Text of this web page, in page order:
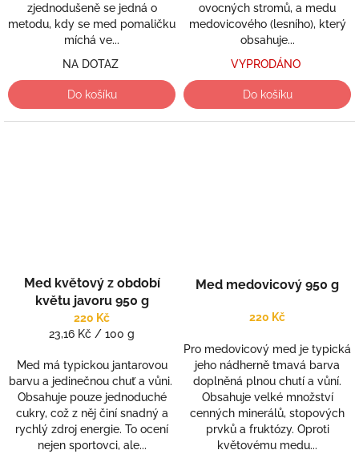
zjednodušeně se jedná o
metodu, kdy se med pomaličku
míchá ve...
NA DOTAZ
Do košíku
ovocných stromů, a medu
medovicového (lesního), který
obsahuje...
VYPRODÁNO
Do košíku
Med květový z období
květu javoru 950 g
220 Kč
Měrná
23,16 Kč / 100 g
Med má typickou jantarovou
barvu a jedinečnou chuť a vůni.
Obsahuje pouze jednoduché
cukry, což z něj činí snadný a
rychlý zdroj energie. To ocení
nejen sportovci, ale...
Med medovicový 950 g
220 Kč
Pro medovicový med je typická
jeho nádherně tmavá barva
doplněná plnou chutí a vůní.
Obsahuje velké množství
cenných minerálů, stopových
prvků a fruktózy. Oproti
květovému medu...